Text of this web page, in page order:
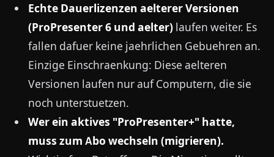
Echte Dauerlizenzen aelterer Versionen
(ProPresenter 6 und aelter) laufen weiter. Es
fallen dafuer keine jaehrlichen Gebuehren an.
Einzige Einschraenkung: Diese aelteren
Versionen laufen nur auf Computern, die sie
noch unterstuetzen.
Wer ein aktives "ProPresenter+" hatte,
muss zum Abo wechseln (migrieren).